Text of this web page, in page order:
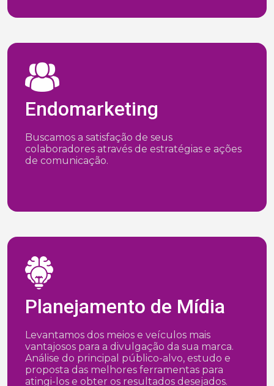
Endomarketing
Buscamos a satisfação de seus
colaboradores através de estratégias e ações
de comunicação.
Planejamento de Mídia
Levantamos dos meios e veículos mais
vantajosos para a divulgação da sua marca.
Análise do principal público-alvo, estudo e
proposta das melhores ferramentas para
atingi-los e obter os resultados desejados.